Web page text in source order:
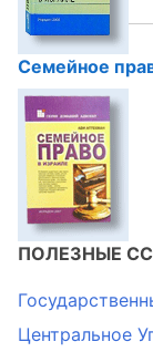
Семейное
ПОЛЕЗНЫЕ
Центральное